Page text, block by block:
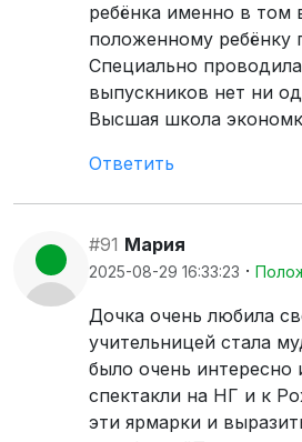
ребёнка именно в том
положенному ребёнку
Специально
выпускников нет ни
Высшая школа
Ответить
#91 Мария
2025-08-29 16:33:23 ·
Дочка очень любила
учительницей стала
было очень интересно
спектакли на НГ и к
эти ярмарки и